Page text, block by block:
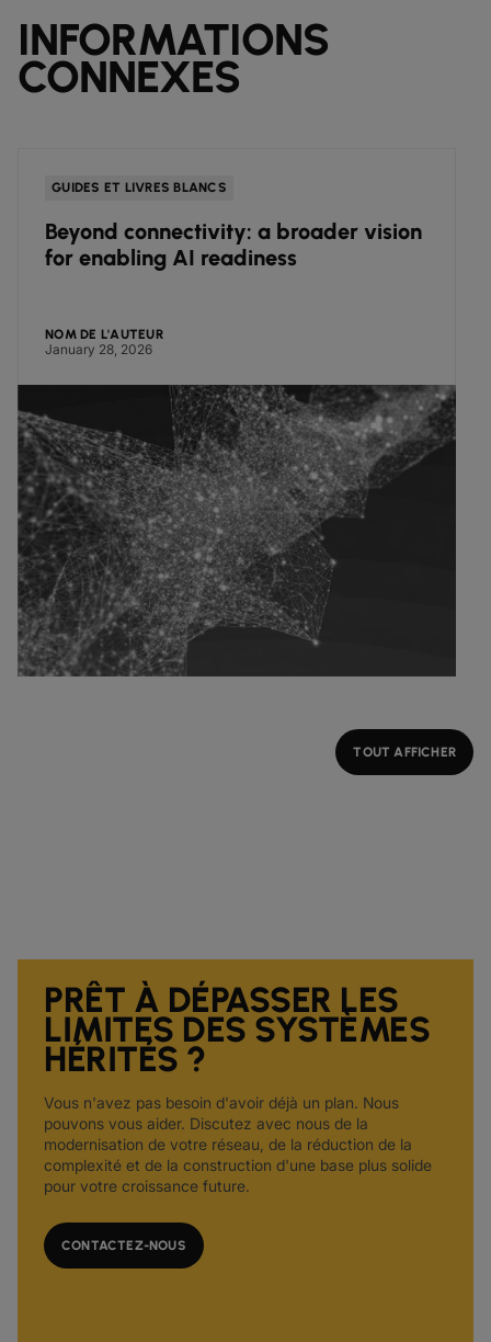
INFORMATIONS
CONNEXES
GUIDES ET LIVRES BLANCS
Beyond connectivity: a broader vision
for enabling AI readiness
NOM DE L'AUTEUR
January 28, 2026
TOUT AFFICHER
PRÊT À DÉPASSER LES
LIMITES DES SYSTÈMES
HÉRITÉS ?
Vous n'avez pas besoin d'avoir déjà un plan. Nous
pouvons vous aider. Discutez avec nous de la
modernisation de votre réseau, de la réduction de la
complexité et de la construction d'une base plus solide
pour votre croissance future.
CONTACTEZ-NOUS